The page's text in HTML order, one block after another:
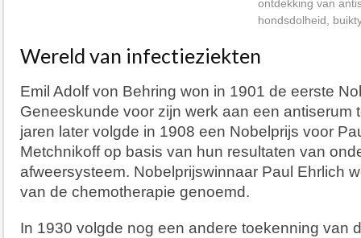
ontdekking van
hondsdolheid,
Wereld van infectieziekten
Emil Adolf von Behring won in 1901 de eerste
Geneeskunde voor zijn werk aan een antiserum
jaren later volgde in 1908 een Nobelprijs voor
Metchnikoff op basis van hun resultaten van
afweersysteem. Nobelprijswinnaar Paul Ehrlich
van de chemotherapie genoemd.
In 1930 volgde nog een andere toekenning van